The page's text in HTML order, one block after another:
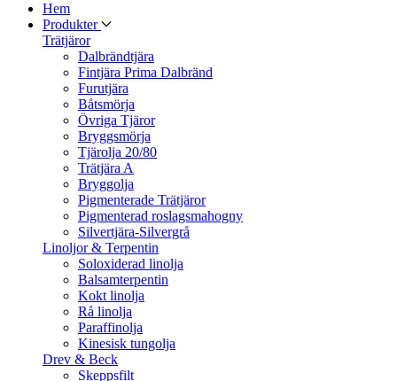
Hem
Produkter
Trätjäror
Dalbrändtjära
Fintjära Prima Dalbränd
Furutjära
Båtsmörja
Övriga Tjäror
Bryggsmörja
Tjärolja 20/80
Trätjära A
Bryggolja
Pigmenterade Trätjäror
Pigmenterad roslagsmahogny
Silvertjära-Silvergrå
Linoljor & Terpentin
Soloxiderad linolja
Balsamterpentin
Kokt linolja
Rå linolja
Paraffinolja
Kinesisk tungolja
Drev & Beck
Skeppsfilt